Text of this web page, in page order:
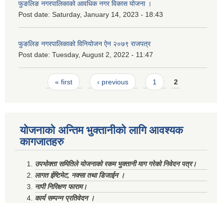
फुङलिङ नगरपालिकाको आवधिक नगर विकास योजना ।
Post date: Saturday, January 14, 2023 - 18:43
फुङलिङ नगरपालिकाको विनियोजन ऐन २०७९ राजपत्र
Post date: Tuesday, August 2, 2022 - 11:47
Pages« first ‹ previous 1 2
योजनाको अन्तिम भुक्तानीको लागि आवश्यक
कागजातहरु
उपभोक्ता समितिले योजनाको रकम भुक्तानी माग गरेको निवेदन पत्र।
लागत ईष्टिमेट, नक्सा तथा डिजाईन ।
नापी निरिक्षण फाराम।
कार्य सम्पन्न प्रतिवेदन ।